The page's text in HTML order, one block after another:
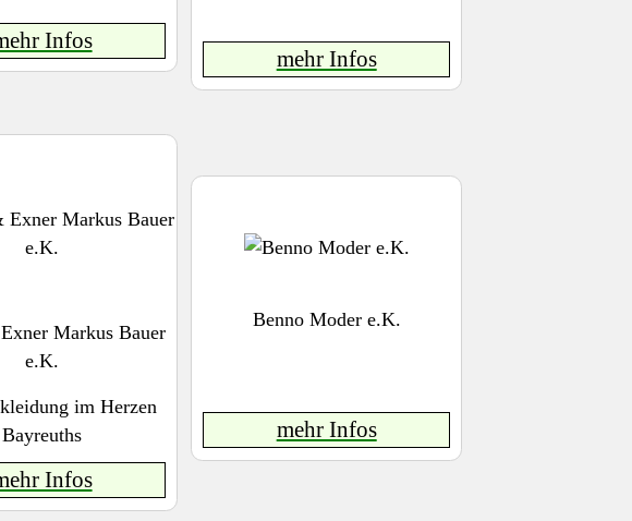
Infos
mehr Infos
Markus Bauer
e.K.
im Herzen
Bayreuths
Infos
Benno Moder e.K.
mehr Infos